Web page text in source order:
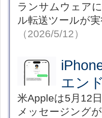
ランサムウェア
ル転送ツールが
（2026/5/12）
エン
米Appleは5月12
メッセージング